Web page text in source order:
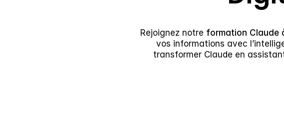
Rejoignez notre formation Claude
vos informations avec
transformer Claude en